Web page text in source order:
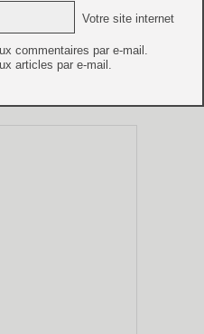
Votre site internet
commentaires par e-mail.
articles par e-mail.